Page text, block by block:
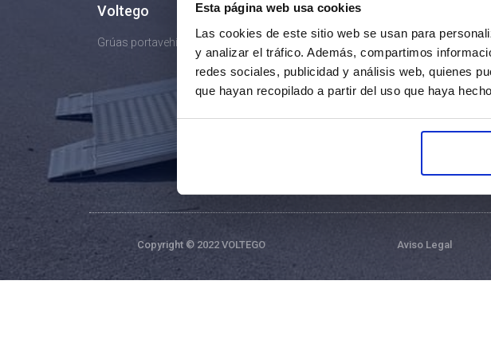
Esta página web usa cookies
Las cookies de este sitio web se usan para
y analizar el tráfico. Además, compartimos
redes sociales, publicidad y análisis web, quienes
que hayan recopilado a partir del uso que haya
Voltego
Grúas portavehículos
Tipos de grúas de
Diferencias entre
Voltego
Copyright © 2022 VOLTEGO Aviso Legal